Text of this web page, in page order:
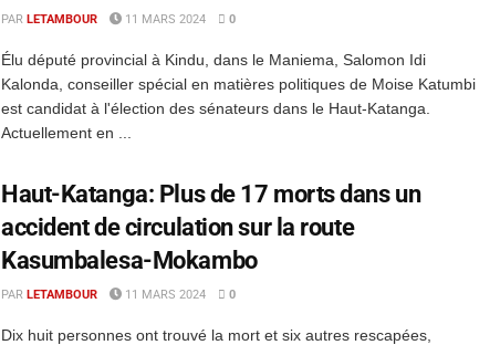
PAR LETAMBOUR 11 MARS 2024 0
Élu député provincial à Kindu, dans le Maniema, Salomon Idi
Kalonda, conseiller spécial en matières politiques de Moise Katumbi
est candidat à l'élection des sénateurs dans le Haut-Katanga.
Actuellement en ...
Haut-Katanga: Plus de 17 morts dans un
accident de circulation sur la route
Kasumbalesa-Mokambo
PAR LETAMBOUR 11 MARS 2024 0
Dix huit personnes ont trouvé la mort et six autres rescapées,